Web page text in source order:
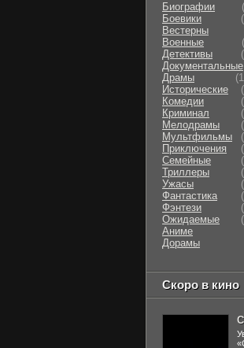
Биографии
Боевики
Вестерны
Военные
Детективы
Документальные
Драмы
Исторические
Комедии
Криминал
Мелодрамы
Мультфильмы
Приключения
Семейные
Триллеры
Ужасы
Фантастика
Фэнтези
Ожидаемые
Аниме
Дорамы
Скоро в кино